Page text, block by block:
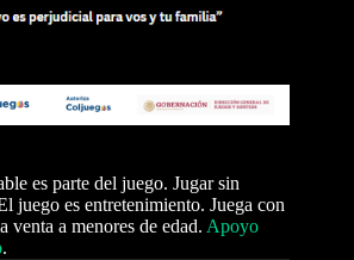
es parte del juego. Jugar sin
juego es entretenimiento. Juega con
venta a menores de edad. Apoyo
.